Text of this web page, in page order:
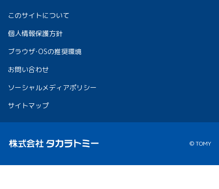
このサイトについて
個人情報保護方針
ブラウザ・OSの推奨環境
お問い合わせ
ソーシャルメディアポリシー
サイトマップ
© TOMY